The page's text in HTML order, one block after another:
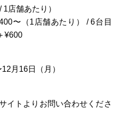
店舗あたり）
〜（1店舗あたり） / 6台目
¥600
月16日（月）
イトよりお問い合わせくださ